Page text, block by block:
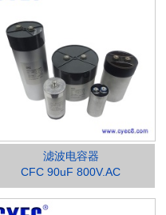
滤波电容器
CFC 90uF 800V.AC